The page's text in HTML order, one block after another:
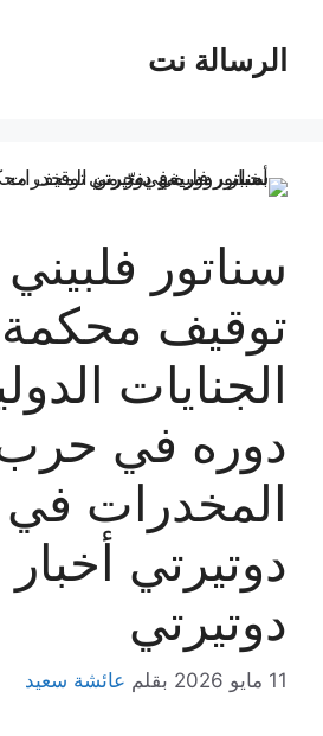
المحتوىالرسالة نت
سناتور
توقيف محكمة
الجنايات
دوره في
المخدرات
دوتيرتي
دوتيرتي
11 مايو 2026 بقلم عائشة سعيد